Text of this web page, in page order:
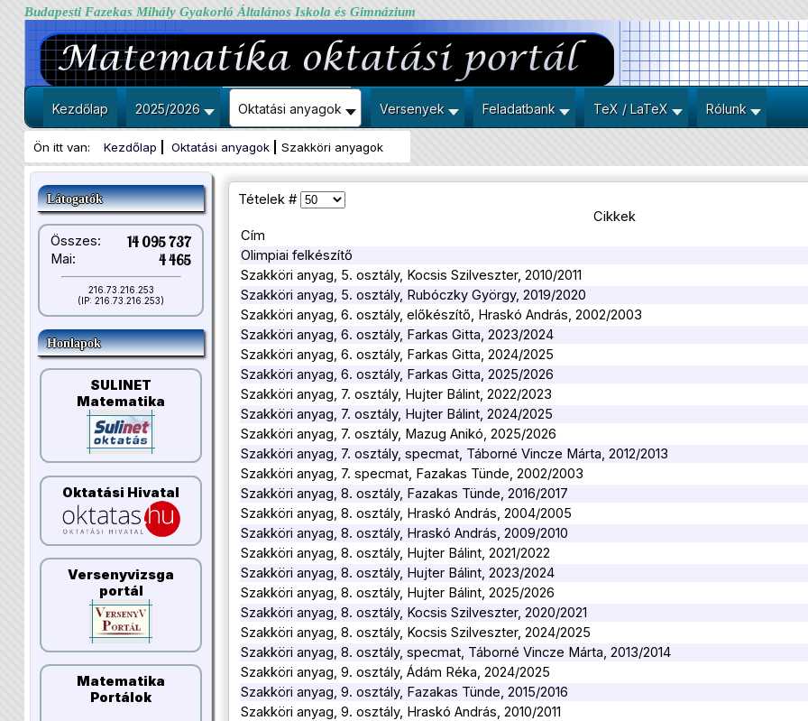
Budapesti Fazekas Mihály Gyakorló Általános Iskola és Gimnázium
Kezdőlap 2025/2026 Oktatási anyagok Versenyek Feladatbank TeX / LaTeX Rólunk
Ön itt van: Kezdőlap Oktatási anyagok Szakköri anyagok
Látogatók
Összes: 14 095 737
Mai: 4 465
216.73.216.253
(IP: 216.73.216.253)
Honlapok
SULINET
Matematika
Oktatási Hivatal
Versenyvizsga
portál
Matematika
Portálok
Tételek #
Cikkek
Cím
Olimpiai felkészítő
Szakköri anyag, 5. osztály, Kocsis Szilveszter, 2010/2011
Szakköri anyag, 5. osztály, Rubóczky György, 2019/2020
Szakköri anyag, 6. osztály, előkészítő, Hraskó András, 2002/2003
Szakköri anyag, 6. osztály, Farkas Gitta, 2023/2024
Szakköri anyag, 6. osztály, Farkas Gitta, 2024/2025
Szakköri anyag, 6. osztály, Farkas Gitta, 2025/2026
Szakköri anyag, 7. osztály, Hujter Bálint, 2022/2023
Szakköri anyag, 7. osztály, Hujter Bálint, 2024/2025
Szakköri anyag, 7. osztály, Mazug Anikó, 2025/2026
Szakköri anyag, 7. osztály, specmat, Táborné Vincze Márta, 2012/2013
Szakköri anyag, 7. specmat, Fazakas Tünde, 2002/2003
Szakköri anyag, 8. osztály, Fazakas Tünde, 2016/2017
Szakköri anyag, 8. osztály, Hraskó András, 2004/2005
Szakköri anyag, 8. osztály, Hraskó András, 2009/2010
Szakköri anyag, 8. osztály, Hujter Bálint, 2021/2022
Szakköri anyag, 8. osztály, Hujter Bálint, 2023/2024
Szakköri anyag, 8. osztály, Hujter Bálint, 2025/2026
Szakköri anyag, 8. osztály, Kocsis Szilveszter, 2020/2021
Szakköri anyag, 8. osztály, Kocsis Szilveszter, 2024/2025
Szakköri anyag, 8. osztály, specmat, Táborné Vincze Márta, 2013/2014
Szakköri anyag, 9. osztály, Ádám Réka, 2024/2025
Szakköri anyag, 9. osztály, Fazakas Tünde, 2015/2016
Szakköri anyag, 9. osztály, Hraskó András, 2010/2011